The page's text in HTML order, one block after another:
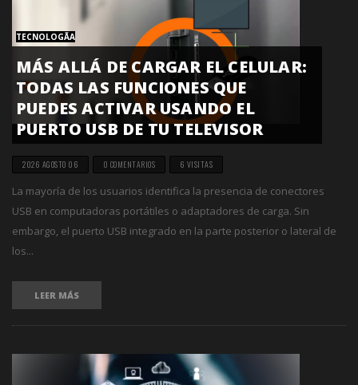
TECNOLOGÃ­A
MÁS ALLÁ DE CARGAR EL CELULAR:
TODAS LAS FUNCIONES QUE
PUEDES ACTIVAR USANDO EL
PUERTO USB DE TU TELEVISOR
2026 AGOSTO 06 0 COMENTARIOS 6 VISITAS
La mayoría de los usuarios identifica la presencia de conectores
USB en computadoras portátiles o adaptadores de carga. Sin
embargo, el puerto USB integrado en la parte posterior o lateral de
los...
LEER MÁS